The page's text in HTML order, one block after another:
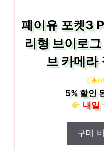
페이유 포켓3
리형 브이로
브 카메라
[
5%할인
내일
구매